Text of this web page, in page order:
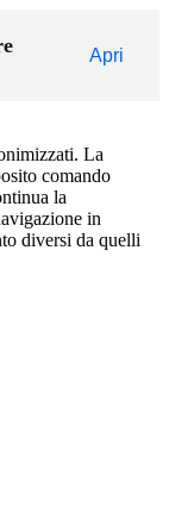
Apri
La
comando
la
in
diversi da quelli